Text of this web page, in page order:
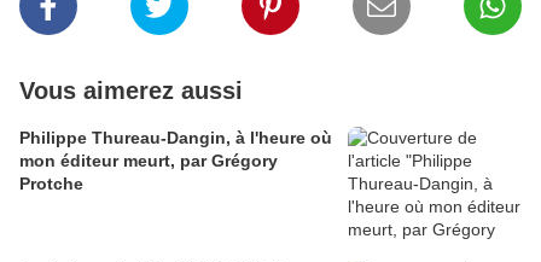
Vous aimerez aussi
Philippe Thureau-Dangin, à l'heure où
mon éditeur meurt, par Grégory
Protche